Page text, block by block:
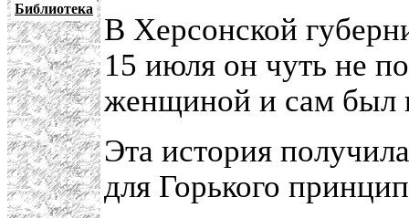
Библиотека
В Херсонской
15 июля он чуть не
женщиной и сам был
Эта история
для Горького